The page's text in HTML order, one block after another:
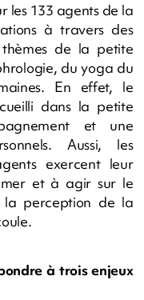
les 133 agents de la
à travers des
de la petite
du yoga du
En effet, le
dans la petite
et une
Aussi, les
exercent leur
et à agir sur le
la perception de la
à trois enjeux